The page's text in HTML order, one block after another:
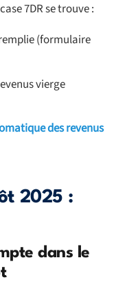
7DR se trouve :
(formulaire
vierge
des revenus
2025 :
dans le